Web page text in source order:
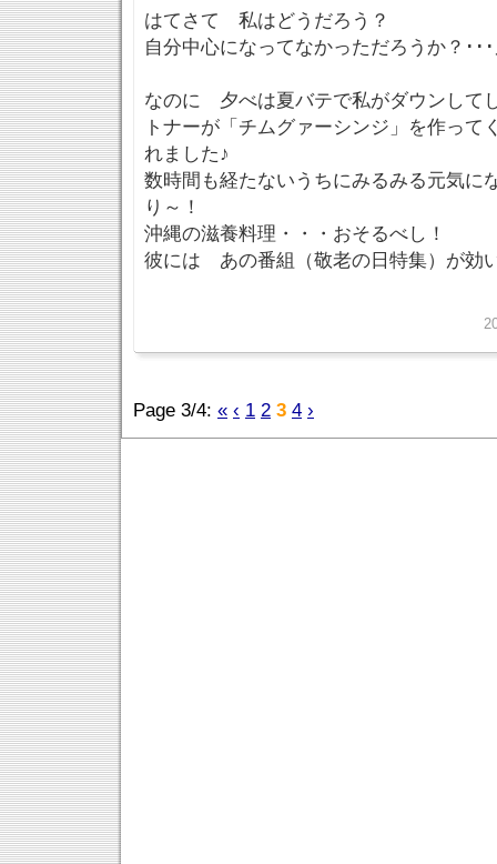
はてさて 私はどうだろう？
自分中心になってなかっただろうか？･･
なのに 夕べは夏バテで私がダウンして
トナーが「チムグァーシンジ」を作っ
れました♪
数時間も経たないうちにみるみる元気に
り～！
沖縄の滋養料理・・・おそるべし！
彼には あの番組（敬老の日特集）が効
Page 3/4: « ‹ 1 2 3 4 ›